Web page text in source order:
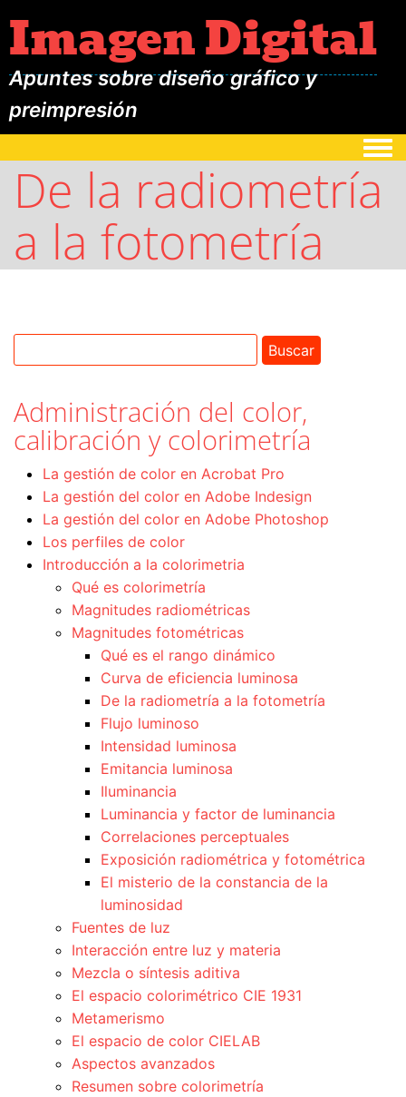
Imagen Digital
Apuntes sobre diseño gráfico y
preimpresión
De la radiometría
a la fotometría
Administración del color,
calibración y colorimetría
La gestión de color en Acrobat Pro
La gestión del color en Adobe Indesign
La gestión del color en Adobe Photoshop
Los perfiles de color
Introducción a la colorimetria
Qué es colorimetría
Magnitudes radiométricas
Magnitudes fotométricas
Qué es el rango dinámico
Curva de eficiencia luminosa
De la radiometría a la fotometría
Flujo luminoso
Intensidad luminosa
Emitancia luminosa
Iluminancia
Luminancia y factor de luminancia
Correlaciones perceptuales
Exposición radiométrica y fotométrica
El misterio de la constancia de la
luminosidad
Fuentes de luz
Interacción entre luz y materia
Mezcla o síntesis aditiva
El espacio colorimétrico CIE 1931
Metamerismo
El espacio de color CIELAB
Aspectos avanzados
Resumen sobre colorimetría